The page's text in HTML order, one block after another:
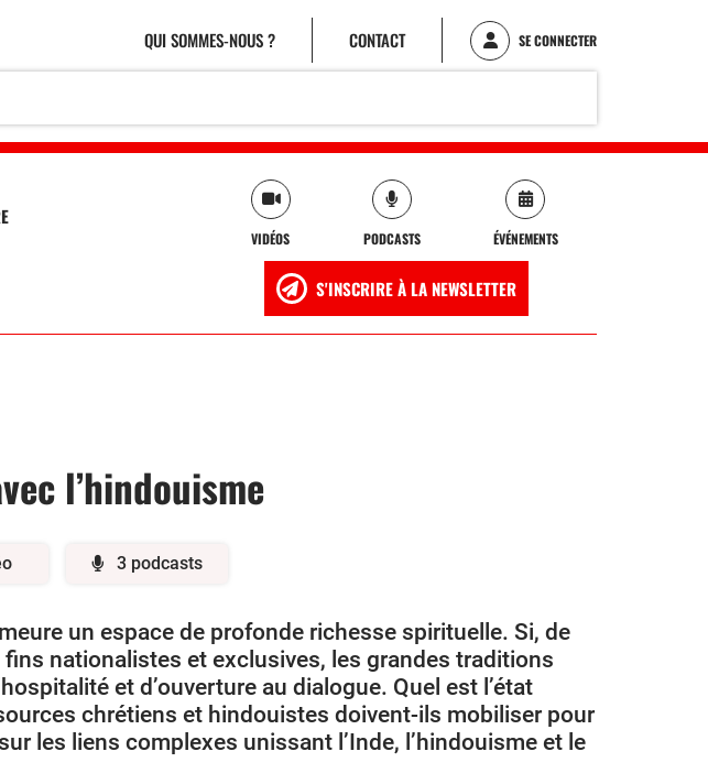
QUI SOMMES-NOUS ? CONTACT SE CONNECTER
VIDÉOS PODCASTS ÉVÉNEMENTS
S'INSCRIRE À LA NEWSLETTER
l’hindouisme
3 podcasts
un espace de profonde richesse spirituelle. Si, de
nationalistes et exclusives, les grandes traditions
et d’ouverture au dialogue. Quel est l’état
chrétiens et hindouistes doivent-ils mobiliser pour
les liens complexes unissant l’Inde, l’hindouisme et le